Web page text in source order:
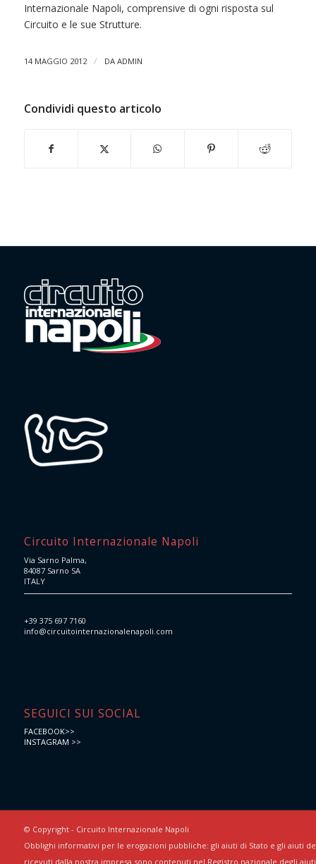
Internazionale Napoli, comprensive di ogni risposta sul
Circuito e le sue Strutture.
14 MAGGIO 2012 / DA ADMIN
Condividi questo articolo
Circuito Internazionale Napoli
Via Sarno Palma,
84087 Sarno SA
ITALY
+39 375 697 7160
info@circuitointernazionalenapoli.com
SEGUICI SUI SOCIAL
FACEBOOK>>
INSTAGRAM >>
© Copyright - Circuito Internazionale Napoli
Obblighi informativi per le erogazioni pubbliche: gli aiuti di Stato e gli aiuti
ricevuti dalla nostra impresa sono contenuti nel Registro nazionale degli